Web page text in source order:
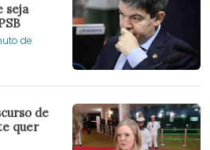
seja
de
de
quer